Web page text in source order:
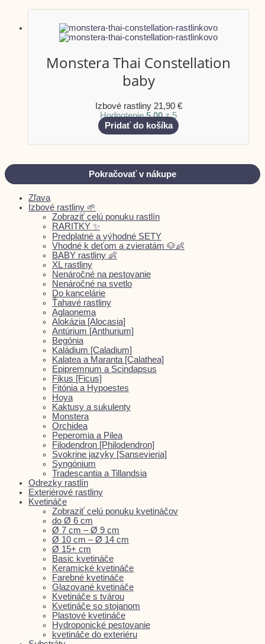
Monstera Thai Constellation
baby
Izbové rastliny 21,90 €
Hodnotenie5.00z 5
Pridať do košíka
Pokračovať v nákupe
Zľava
Izbové rastliny 🌱
Zobraziť celú ponuku rastlín
RARITKY ✨
Predplatné a výhodné SETY
Vhodné k deťom a zvieratám 🐶👶
BABY rastliny 👶
XL rastliny
Nenáročné na pestovanie
Nenáročné na svetlo
Do kancelárie
Ťahavé rastliny
Aglaonema
Alokázia [Alocasia]
Antúrium [Anthurium]
Begónia
Kaládium [Caladium]
Kalatea a Maranta [Calathea]
Epipremnum a Scindapsus
Fikus [Ficus]
Fitónia a Hypoestes
Hoya
Kaktusy a sukulenty
Monstera
Orchidea
Peperomia a Pilea
Filodendron [Philodendron]
Svokrine jazyky [Sansevieria]
Syngónium
Tradescantia a Tillandsia
Odrezky rastlín
Exteriérové rastliny
Kvetináče
Zobraziť celú ponuku kvetináčov
do Ø 6 cm
Ø 7 cm – Ø 9 cm
Ø 10 cm – Ø 14 cm
Ø 15+ cm
Basic kvetináče
Keramické kvetináče
Farebné kvetináče
Glazované kvetináče
Kvetináče s tvárou
Kvetináče so stojanom
Plastové kvetináče
Hydroponické pestovanie
kvetináče do exteriéru